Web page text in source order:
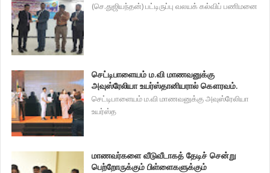
(செ.துஜியந்தன்) பட்டிருப்பு வலயக் கல்விப் பணிமனை
செட்டிபாளையம் ம.வி மாணவனுக்கு
அவுஸ்ரேலியா உயர்ஸ்தானியரால் கௌரவம்.
செட்டிபாளையம் ம.வி மாணவனுக்கு அவுஸ்ரேலியா
உயர்ஸ்த
மாணவர்களை வீடுவீடாகத் தேடிச் சென்று
பெற்றோருக்கும் பிள்ளைகளுக்கும்